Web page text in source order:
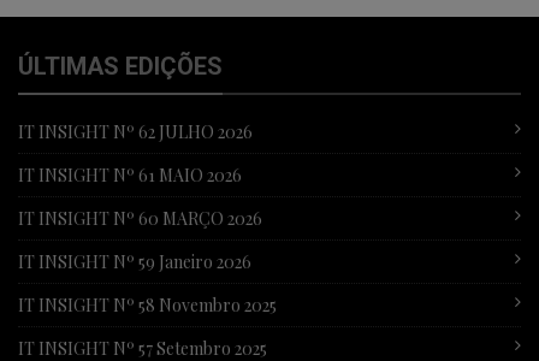
ÚLTIMAS EDIÇÕES
IT INSIGHT Nº 62 JULHO 2026
IT INSIGHT Nº 61 MAIO 2026
IT INSIGHT Nº 60 MARÇO 2026
IT INSIGHT Nº 59 Janeiro 2026
IT INSIGHT Nº 58 Novembro 2025
IT INSIGHT Nº 57 Setembro 2025